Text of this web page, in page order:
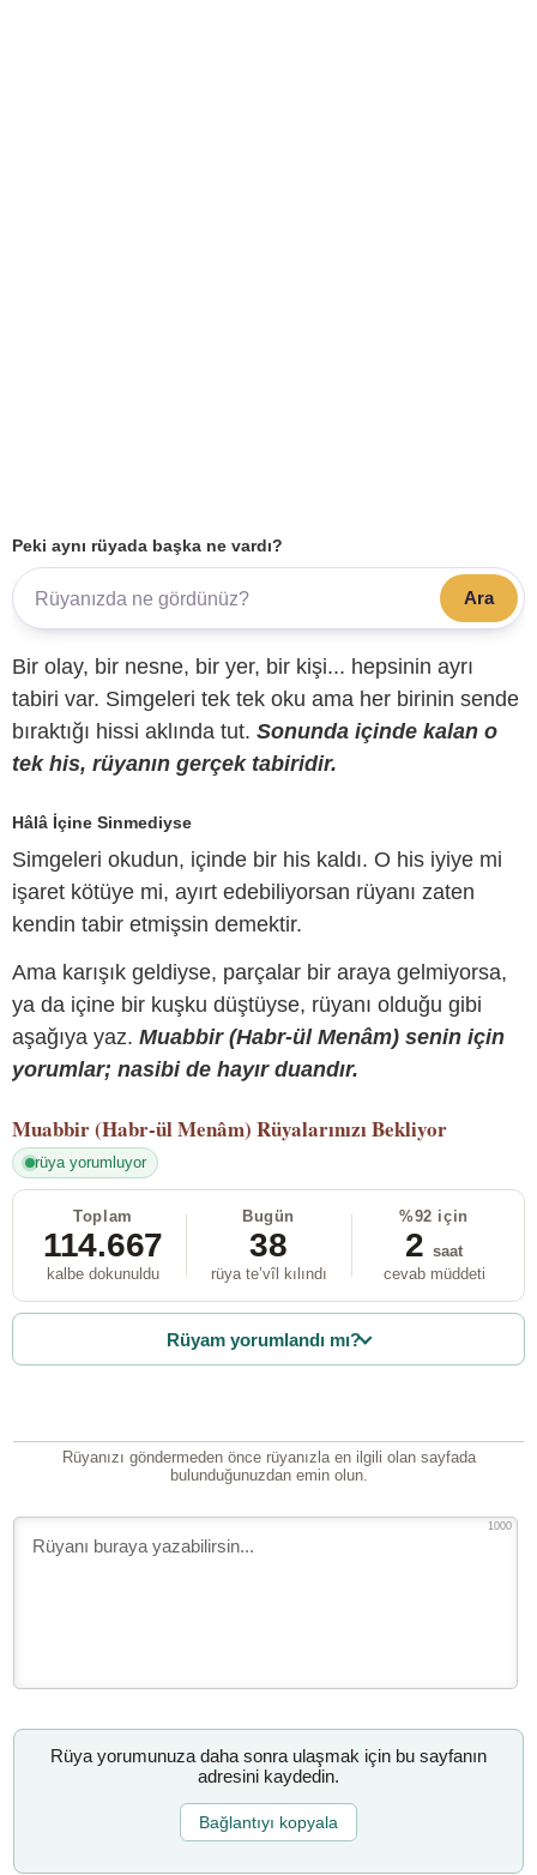
Peki aynı rüyada başka ne vardı?
Ara
Bir olay, bir nesne, bir yer, bir kişi... hepsinin ayrı
tabiri var. Simgeleri tek tek oku ama her birinin sende
bıraktığı hissi aklında tut. Sonunda içinde kalan o
tek his, rüyanın gerçek tabiridir.
Hâlâ İçine Sinmediyse
Simgeleri okudun, içinde bir his kaldı. O his iyiye mi
işaret kötüye mi, ayırt edebiliyorsan rüyanı zaten
kendin tabir etmişsin demektir.
Ama karışık geldiyse, parçalar bir araya gelmiyorsa,
ya da içine bir kuşku düştüyse, rüyanı olduğu gibi
aşağıya yaz. Muabbir (Habr-ül Menâm) senin için
yorumlar; nasibi de hayır duandır.
Muabbir (Habr-ül Menâm) Rüyalarınızı Bekliyor
rüya yorumluyor
Toplam
114.667
kalbe dokunuldu
Bugün
38
rüya te’vîl kılındı
%92 için
2 saat
cevab müddeti
Rüyam yorumlandı mı?
Rüyanızı göndermeden önce rüyanızla en ilgili olan sayfada
bulunduğunuzdan emin olun.
1000
Rüya yorumunuza daha sonra ulaşmak için bu sayfanın
adresini kaydedin.
Bağlantıyı kopyala